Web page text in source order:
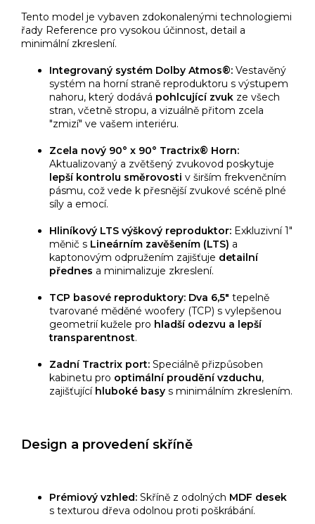
Tento model je vybaven zdokonalenými technologiemi
řady Reference pro vysokou účinnost, detail a
minimální zkreslení.
Integrovaný systém Dolby Atmos®: Vestavěný
systém na horní straně reproduktoru s výstupem
nahoru, který dodává pohlcující zvuk ze všech
stran, včetně stropu, a vizuálně přitom zcela
"zmizí" ve vašem interiéru.
Zcela nový 90° x 90° Tractrix® Horn:
Aktualizovaný a zvětšený zvukovod poskytuje
lepší kontrolu směrovosti v širším frekvenčním
pásmu, což vede k přesnější zvukové scéně plné
síly a emocí.
Hliníkový LTS výškový reproduktor: Exkluzivní 1"
měnič s Lineárním zavěšením (LTS) a
kaptonovým odpružením zajišťuje detailní
přednes a minimalizuje zkreslení.
TCP basové reproduktory: Dva 6,5" tepelně
tvarované měděné woofery (TCP) s vylepšenou
geometrií kužele pro hladší odezvu a lepší
transparentnost.
Zadní Tractrix port: Speciálně přizpůsoben
kabinetu pro optimální proudění vzduchu,
zajišťující hluboké basy s minimálním zkreslením.
Design a provedení skříně
Prémiový vzhled: Skříně z odolných MDF desek
s texturou dřeva odolnou proti poškrábání.